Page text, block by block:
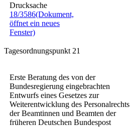
Drucksache
18/3586(Dokument,
öffnet ein neues
Fenster)
Tagesordnungspunkt 21
Erste Beratung des von der
Bundesregierung eingebrachten
Entwurfs eines Gesetzes zur
Weiterentwicklung des Personalrechts
der Beamtinnen und Beamten der
früheren Deutschen Bundespost